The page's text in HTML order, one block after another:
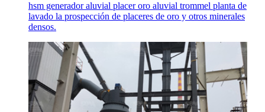
hsm generador aluvial placer oro aluvial trommel planta de
lavado la prospección de placeres de oro y otros minerales
densos.